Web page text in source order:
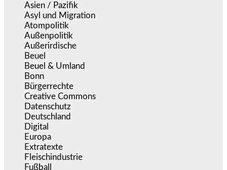
Asien / Pazifik
Asyl und Migration
Atompolitik
Außenpolitik
Außerirdische
Beuel
Beuel & Umland
Bonn
Bürgerrechte
Creative Commons
Datenschutz
Deutschland
Digital
Europa
Extratexte
Fleischindustrie
Fußball